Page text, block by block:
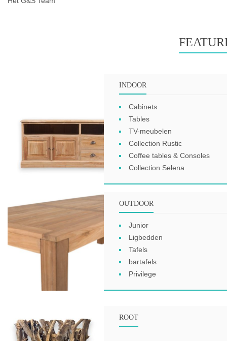
INDOOR
Cabinets
Tables
TV-meubelen
Collection Rustic
Coffee tables & Consoles
Collection Selena
OUTDOOR
Junior
Ligbedden
Tafels
bartafels
Privilege
ROOT